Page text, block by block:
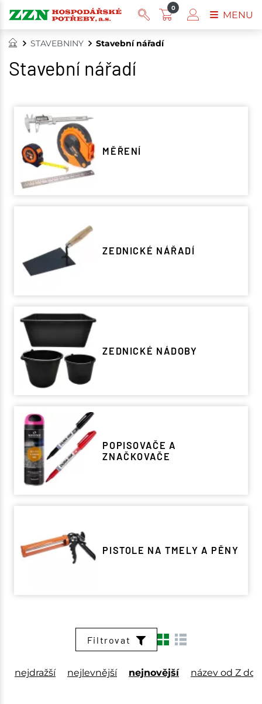
STAVEBNINY Stavební nářadí
Stavební nářadí
MĚŘENÍ
ZEDNICKÉ NÁŘADÍ
ZEDNICKÉ NÁDOBY
POPISOVAČE A
ZNAČKOVAČE
PISTOLE NA TMELY A PĚNY
Filtrovat
nejdražší nejlevnější nejnovější název od Z do
0
MENU